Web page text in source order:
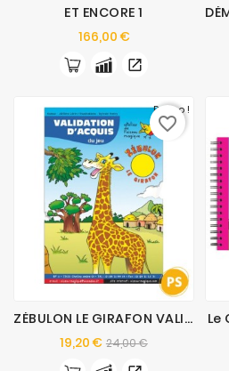
ET ENCORE 1
166,00 €Prix
Promo !
ZÉBULON LE GIRAFON VALIDATION D'ACQUIS
19,20 € Prix
de
24,00 €Prix
favorite_border
Le